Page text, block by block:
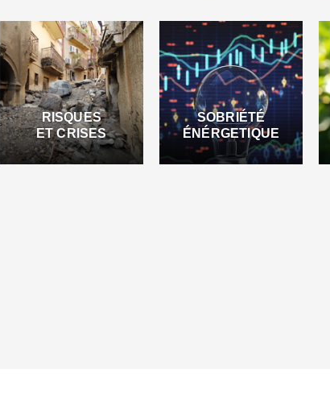
RISQUES
ET CRISES
SOBRIÉTÉ
ÉNÉRGETIQUE